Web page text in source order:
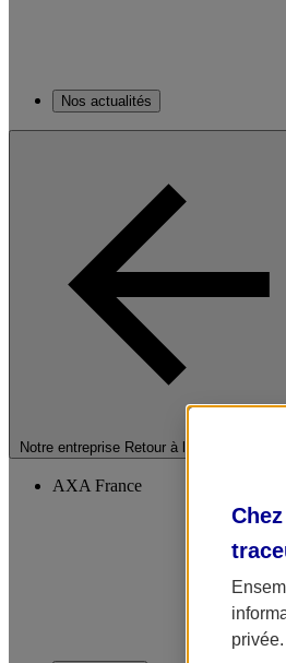
Nos actualités
Notre entreprise Retour à la section
AXA France
privée.